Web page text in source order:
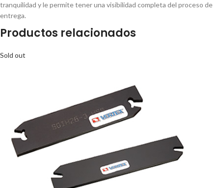
tranquilidad y le permite tener una visibilidad completa del proceso de
entrega.
Productos relacionados
Sold out